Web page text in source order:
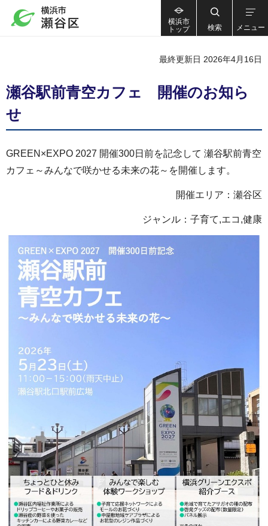
横浜市
トップ
検索 メニュー
最終更新日 2026年4月16日
瀬谷駅前青空カフェ 開催のお知ら
せ
GREEN×EXPO 2027 開催300日前を記念して 瀬谷駅前青空
カフェ～みんなで咲かせる未来の花～を開催します。
開催エリア：瀬谷区
ジャンル：子育て,エコ,健康